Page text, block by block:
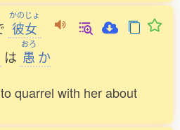
かのじょ
彼女
は
おろ
愚 か
quarrel with her about